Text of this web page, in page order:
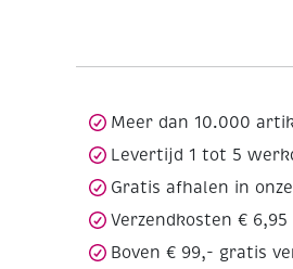
Meer dan 10.000
Levertijd 1 tot 5
Gratis afhalen in
Verzendkosten € 6,95
Boven € 99,- gratis